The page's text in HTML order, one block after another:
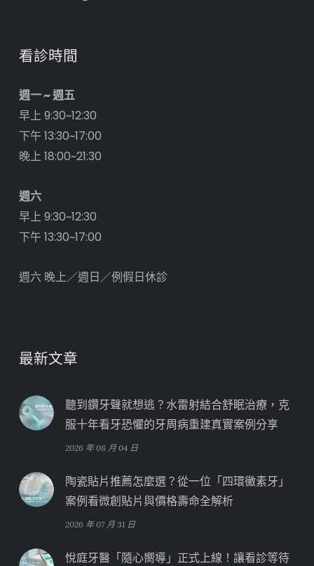
看診時間
週一 ~ 週五
早上 9:30~12:30
下午 13:30~17:00
晚上 18:00~21:30
週六
早上 9:30~12:30
下午 13:30~17:00
週六 晚上／週日／例假日休診
最新文章
聽到鑽牙聲就想逃？水雷射結合舒眠治療，克
服十年看牙恐懼的牙周病重建真實案例分享
2026 年 08 月 04 日
陶瓷貼片推薦怎麼選？從一位「四環黴素牙」
案例看微創貼片與價格壽命全解析
2026 年 07 月 31 日
悅庭牙醫「隨心嚮導」正式上線！讓看診等待